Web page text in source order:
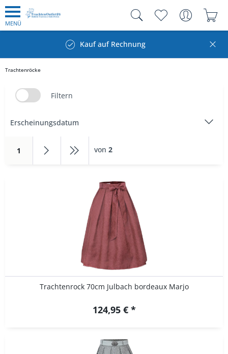
MENÜ
Kauf auf Rechnung
Trachtenröcke
Filtern
1 von 2
Trachtenrock 70cm Julbach bordeaux Marjo
124,95 € *